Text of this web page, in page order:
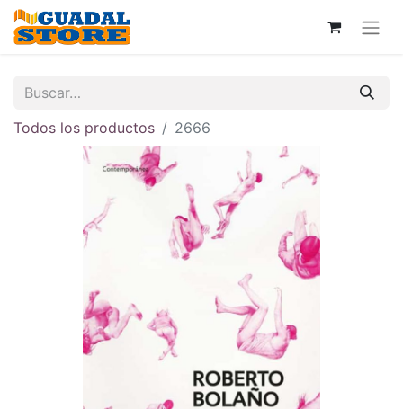
Todos los productos 2666